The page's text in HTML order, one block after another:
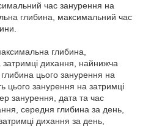
час занурення на
глибина, максимальний час
глибина,
дихання, найнижча
цього занурення на
цього занурення на затримці
занурення, дата та час
середня глибина за день,
дихання за день,